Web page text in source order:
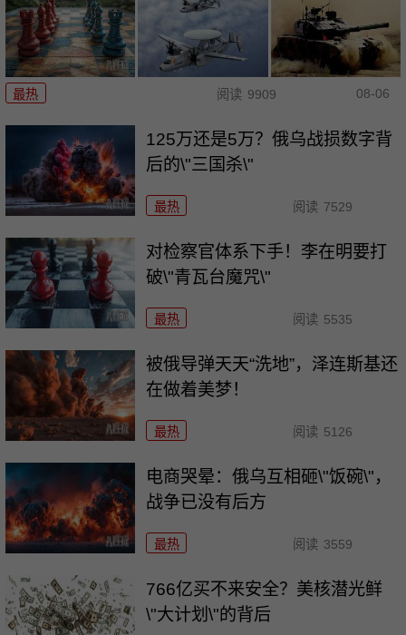
最热 阅读 9909 08-06
125万还是5万？俄乌战损数字背
后的\"三国杀\"
最热 阅读 7529
对检察官体系下手！李在明要打
破\"青瓦台魔咒\"
最热 阅读 5535
被俄导弹天天“洗地”，泽连斯基还
在做着美梦！
最热 阅读 5126
电商哭晕：俄乌互相砸\"饭碗\"，
战争已没有后方
最热 阅读 3559
766亿买不来安全？美核潜光鲜
\"大计划\"的背后